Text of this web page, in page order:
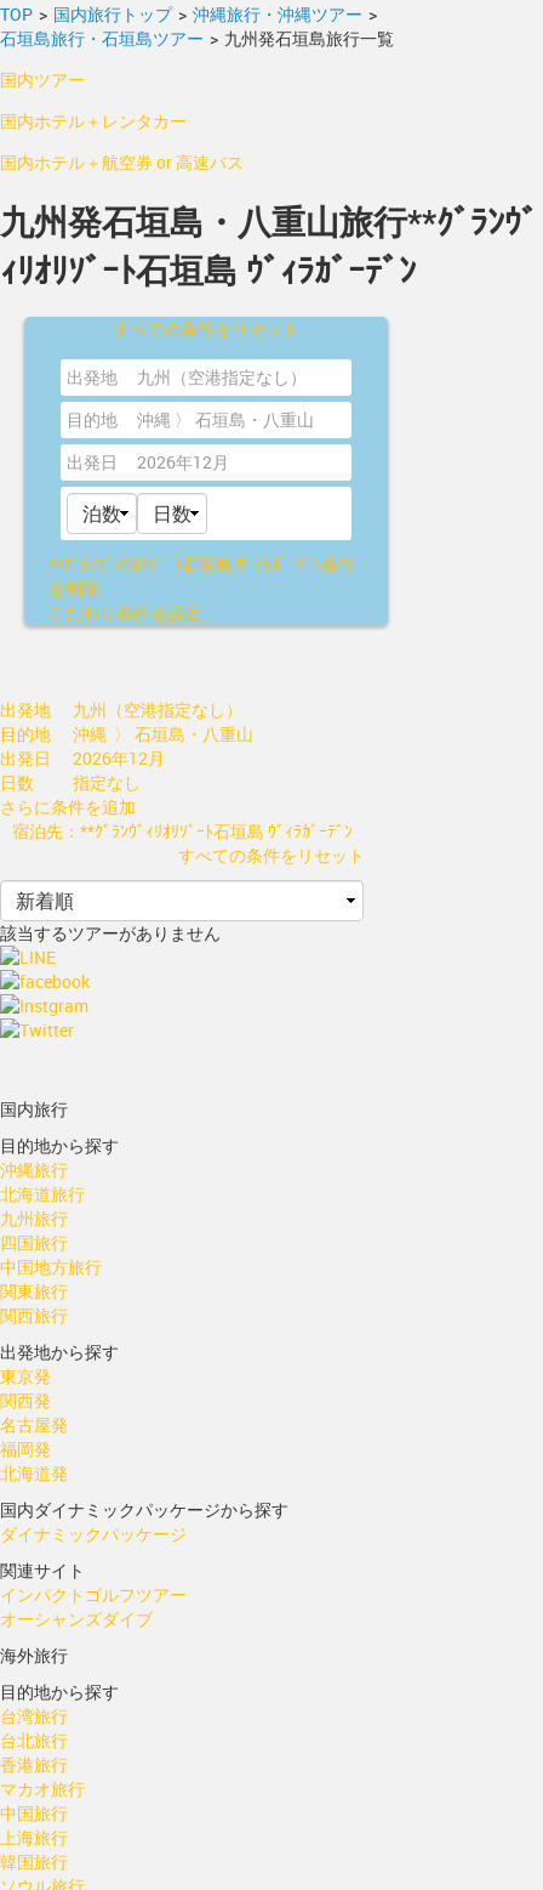
TOP > 国内旅行トップ > 沖縄旅行・沖縄ツアー >
石垣島旅行・石垣島ツアー > 九州発石垣島旅行一覧
国内ツアー
国内ホテル＋レンタカー
国内ホテル＋航空券 or 高速バス
九州発石垣島・八重山旅行**ｸﾞﾗﾝｳﾞ
ｨﾘｵﾘｿﾞｰﾄ石垣島 ｳﾞｨﾗｶﾞｰﾃﾞﾝ
すべての条件をリセット
出発地
九州（空港指定なし）
目的地
沖縄 〉 石垣島・八重山
出発日
2026年12月
**ｸﾞﾗﾝｳﾞｨﾘｵﾘｿﾞｰﾄ石垣島 ｳﾞｨﾗｶﾞｰﾃﾞﾝ条件
を削除
こだわり条件を設定
出発地
九州（空港指定なし）
目的地
沖縄 〉 石垣島・八重山
出発日
2026年12月
日数
指定なし
さらに条件を追加
宿泊先：**ｸﾞﾗﾝｳﾞｨﾘｵﾘｿﾞｰﾄ石垣島 ｳﾞｨﾗｶﾞｰﾃﾞﾝ
すべての条件をリセット
該当するツアーがありません
国内旅行
目的地から探す
沖縄旅行
北海道旅行
九州旅行
四国旅行
中国地方旅行
関東旅行
関西旅行
出発地から探す
東京発
関西発
名古屋発
福岡発
北海道発
国内ダイナミックパッケージから探す
ダイナミックパッケージ
関連サイト
インパクトゴルフツアー
オーシャンズダイブ
海外旅行
目的地から探す
台湾旅行
台北旅行
香港旅行
マカオ旅行
中国旅行
上海旅行
韓国旅行